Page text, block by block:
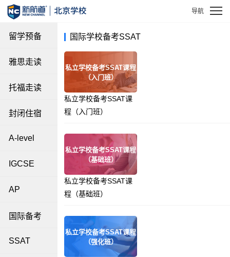
留学预备
雅思走读
托福走读
封闭住宿
A-level
IGCSE
AP
国际备考
SSAT
国际学校备考SSAT
私立学校备考SSAT课程
（入门班）
私立学校备考SSAT课
程（入门班）
私立学校备考SSAT课程
（基础班）
私立学校备考SSAT课
程（基础班）
私立学校备考SSAT课程
（强化班）